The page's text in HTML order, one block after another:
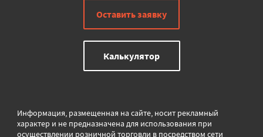
Оставить заявку
Калькулятор
Информация, размещенная на сайте, носит рекламный
характер и не предназначена для использования при
осуществлении розничной торговли в посредством сети